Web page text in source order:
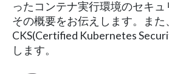
ったコンテナ実行環境のセキュ
その概要をお伝えします。ま
CKS(Certified Kubernetes
します。